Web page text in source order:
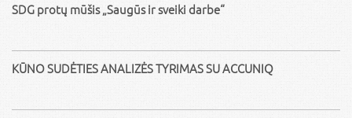
SDG protų mūšis „Saugūs ir sveiki darbe“
KŪNO SUDĖTIES ANALIZĖS TYRIMAS SU ACCUNIQ